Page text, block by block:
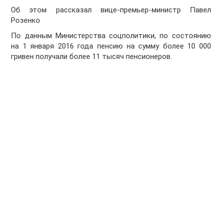
Об этом рассказал вице-премьер-министр Павел
Розенко
По данным Министерства соцполитики, по состоянию
на 1 января 2016 года пенсию на сумму более 10 000
гривен получали более 11 тысяч пенсионеров.